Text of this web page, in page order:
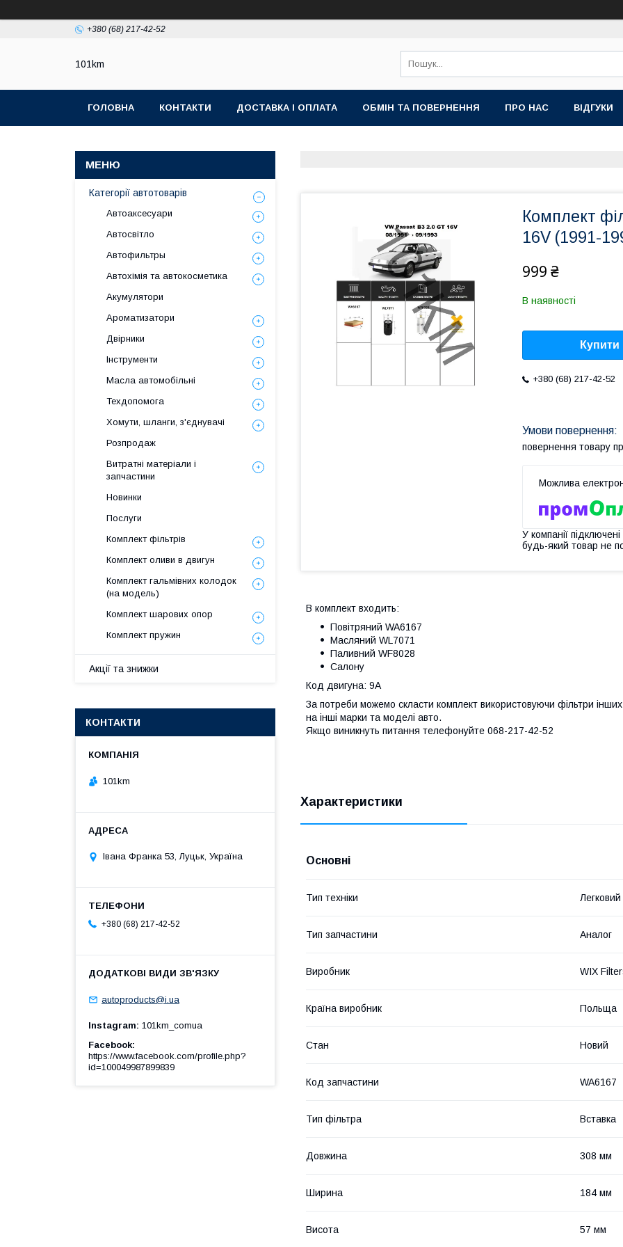
+380 (68) 217-42-52
101km
ГОЛОВНА КОНТАКТИ ДОСТАВКА І ОПЛАТА ОБМІН ТА ПОВЕРНЕННЯ ПРО НАС ВІДГУКИ
Комплект
16V (1991-
999 ₴
В наявності
Купити
+380 (68) 217-42-52
повернення товару
У компанії
будь-який товар не
В комплект входить:
Повітряний WA6167
Масляний WL7071
Паливний WF8028
Салону
Код двигуна: 9A
За потреби можемо скласти комплект використовуючи фільтри
на інші марки та моделі авто.
Якщо виникнуть питання телефонуйте 068-217-42-52
Характеристики
Основні
Тип техніки
Тип запчастини Аналог
Виробник WIX
Країна виробник Польща
Стан Новий
Код запчастини WA6167
Тип фільтра Вставка
Довжина 308 мм
Ширина 184 мм
Висота 57 мм
Категорії автотоварів
Автоаксесуари
Автосвітло
Автофильтры
Автохімія та автокосметика
Акумулятори
Ароматизатори
Двірники
Інструменти
Масла автомобільні
Техдопомога
Хомути, шланги, з'єднувачі
Розпродаж
Витратні матеріали і
запчастини
Новинки
Послуги
Комплект фільтрів
Комплект оливи в двигун
Комплект гальмівних колодок
(на модель)
Комплект шарових опор
Комплект пружин
Акції та знижки
КОНТАКТИ
101km
Івана Франка 53, Луцьк, Україна
+380 (68) 217-42-52
autoproducts@i.ua
Instagram 101km_comua
Facebook
https://www.facebook.com/profile.php?
id=100049987899839